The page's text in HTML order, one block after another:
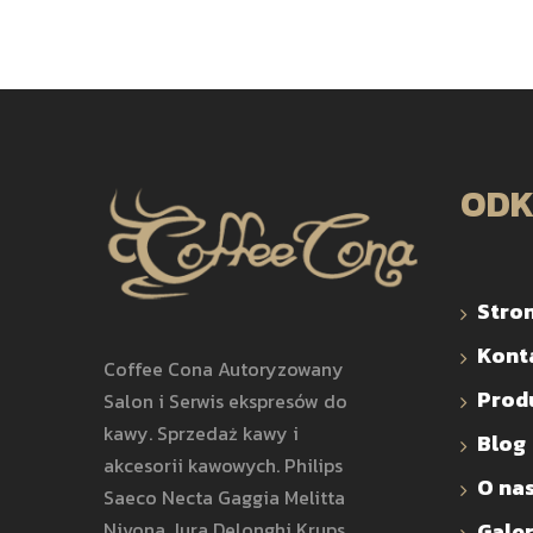
Coffee Cona Autoryzowany
Salon i Serwis ekspresów do
kawy. Sprzedaż kawy i
akcesorii kawowych. Philips
Saeco Necta Gaggia Melitta
Blog
O